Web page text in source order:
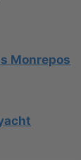
Monrepos